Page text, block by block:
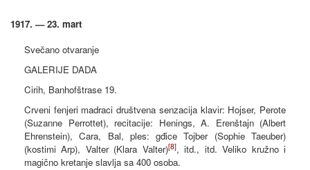
1917. — 23. mart
Svečano otvaranje
GALERIJE DADA
Cirih, Banhofštrase 19.
Crveni fenjeri madraci društvena senzacija klavir: Hojser, Perote
(Suzanne Perrottet), recitacije: Henings, A. Erenštajn (Albert
Ehrenstein), Cara, Bal, ples: gđice Tojber (Sophie Taeuber)
(kostimi Arp), Valter (Klara Valter)[8], itd., itd. Veliko kružno i
magično kretanje slavlja sa 400 osoba.